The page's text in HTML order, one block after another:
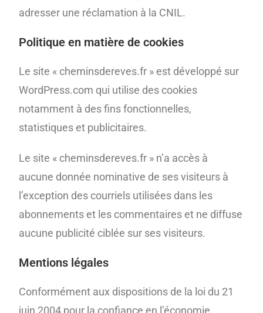
adresser une réclamation à la CNIL.
Politique en matière de cookies
Le site « cheminsdereves.fr » est développé sur
WordPress.com qui utilise des cookies
notamment à des fins fonctionnelles,
statistiques et publicitaires.
Le site « cheminsdereves.fr » n’a accès à
aucune donnée nominative de ses visiteurs à
l’exception des courriels utilisées dans les
abonnements et les commentaires et ne diffuse
aucune publicité ciblée sur ses visiteurs.
Mentions légales
Conformément aux dispositions de la loi du 21
juin 2004 pour la confiance en l’économie